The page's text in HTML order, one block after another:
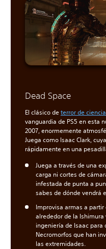
Dead Space
El clásico deterror de
vanguardia de PS5 en esta
2007, enormemente
Juega como Isaac Clark,
rápidamente en una
Juega a través de una
carga ni cortes de
infestada de punta a
sabes de dónde vendrá
Improvisa armas a
alrededor de la
ingeniería de Isaac
Necromorfos que han
las extremidades.